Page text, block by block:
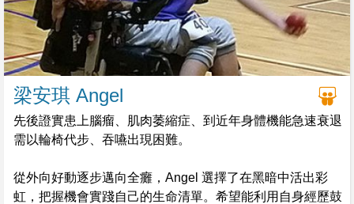
梁安琪 Angel
先後證實患上腦瘤、肌肉萎縮症、到近年身體機能急速衰退
需以輪椅代步、吞嚥出現困難。
從外向好動逐步邁向全癱，Angel 選擇了在黑暗中活出彩
虹，把握機會實踐自己的生命清單。希望能利用自身經歷鼓